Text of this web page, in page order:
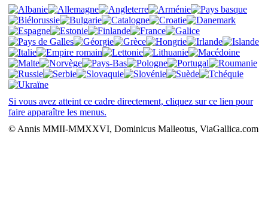
Si vous avez atteint ce cadre directement, cliquez sur ce lien pour
faire apparaître les menus.
© Annis MMII-MMXXVI, Dominicus Malleotus, ViaGallica.com